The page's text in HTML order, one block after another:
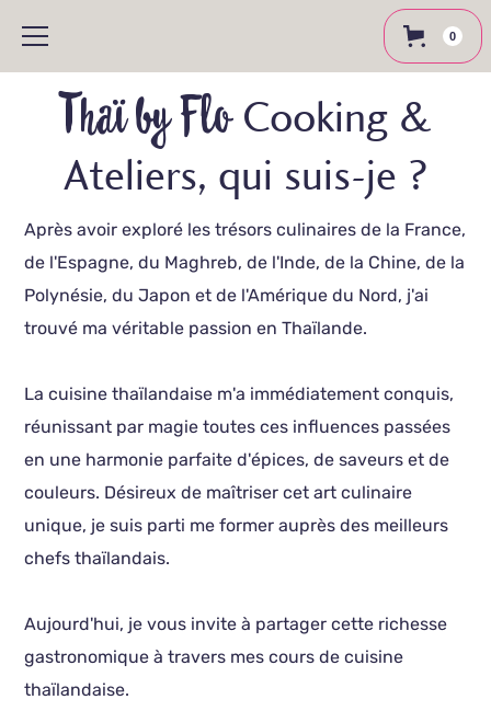
0
Thaï by FloCooking &
Ateliers, qui suis-je ?
Après avoir exploré les trésors culinaires de la France,
de l'Espagne, du Maghreb, de l'Inde, de la Chine, de la
Polynésie, du Japon et de l'Amérique du Nord, j'ai
trouvé ma véritable passion en Thaïlande.
La cuisine thaïlandaise m'a immédiatement conquis,
réunissant par magie toutes ces influences passées
en une harmonie parfaite d'épices, de saveurs et de
couleurs. Désireux de maîtriser cet art culinaire
unique, je suis parti me former auprès des meilleurs
chefs thaïlandais.
Aujourd'hui, je vous invite à partager cette richesse
gastronomique à travers mes cours de cuisine
thaïlandaise.